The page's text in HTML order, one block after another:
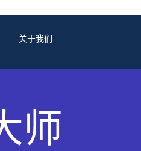
关于我们
师